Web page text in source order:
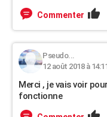
Commenter
Pseudo...
12 août 2018 à
Merci , je vais voir
fonctionne